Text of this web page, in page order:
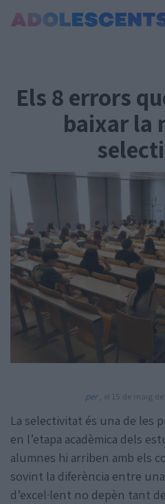
Estudis
Curiositats i Tendències
Cultura
Amor i relacions
Tecnologia:
Sobrevia.net
Mitjà associata
Amb la col·laboració de:
Els 8 errors
baixar la
per , el 15 de maig
La selectivitat és una de les
en l’etapa acadèmica dels
alumnes hi arriben amb els
sovint la diferència entre
d’excel·lent no depèn tant